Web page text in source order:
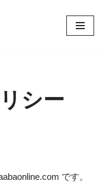
シー
です。